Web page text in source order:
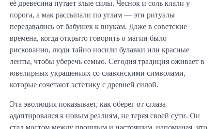
её древесина путает злые силы. Чеснок и соль клали у
порога, а мак рассыпали по углам — эти ритуалы
передавались от бабушек к внукам. Даже в советские
времена, когда открыто говорить о магии было
рискованно, люди тайно носили булавки или красные
ленты, чтобы уберечь семью. Сегодня традиция оживает в
ювелирных украшениях со славянскими символами,
которые сочетают эстетику с древней силой.
Эта эволюция показывает, как оберег от сглаза
адаптировался к новым реалиям, не теряя своей сути. Он